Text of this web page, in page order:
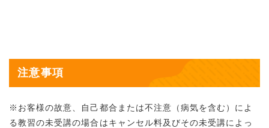
注意事項
※お客様の故意、自己都合または不注意（病気を含む）によ
る教習の未受講の場合はキャンセル料及びその未受講によっ